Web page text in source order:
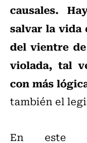
causales.
salvar la vida
del vientre
violada, tal
con más
también el
En este